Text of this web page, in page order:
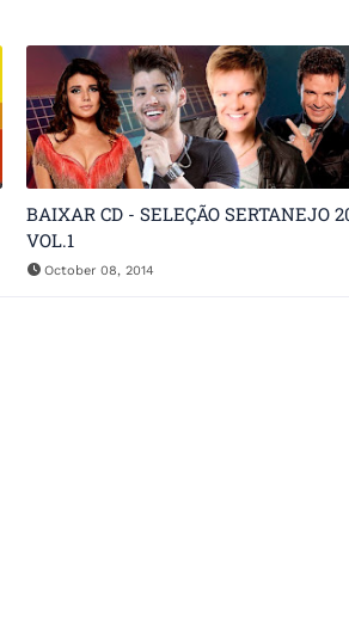
BAIXAR CD - SELEÇÃO SERTANEJO
VOL.1
October 08, 2014